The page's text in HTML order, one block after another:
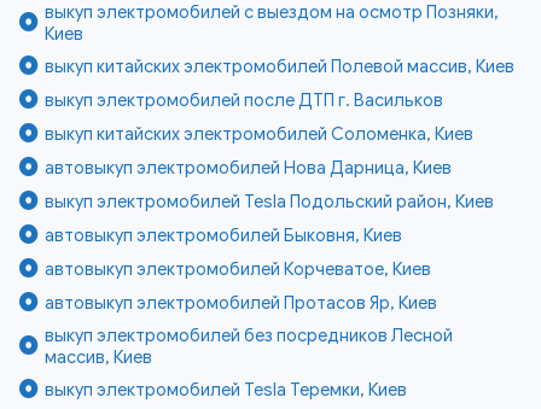
выкуп электромобилей с выездом на осмотр Позняки,
Киев
выкуп китайских электромобилей Полевой массив, Киев
выкуп электромобилей после ДТП г. Васильков
выкуп китайских электромобилей Соломенка, Киев
автовыкуп электромобилей Нова Дарница, Киев
выкуп электромобилей Tesla Подольский район, Киев
автовыкуп электромобилей Быковня, Киев
автовыкуп электромобилей Корчеватое, Киев
автовыкуп электромобилей Протасов Яр, Киев
выкуп электромобилей без посредников Лесной
массив, Киев
выкуп электромобилей Tesla Теремки, Киев